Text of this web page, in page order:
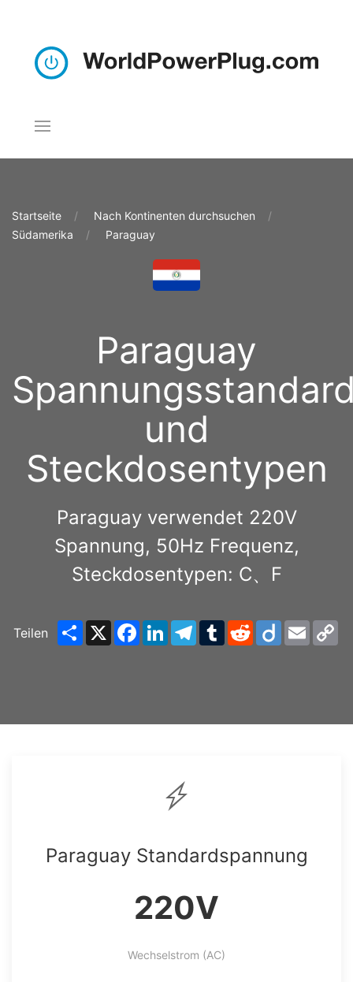
Startseite
Nach Kontinenten durchsuchen
Südamerika
Paraguay
Paraguay
und
Steckdosentypen
Paraguay verwendet 220V
Spannung, 50Hz Frequenz,
Steckdosentypen: C、F
Teilen ShareX Facebook
LinkedInTelegram
TumblrRedditDiigo Email
Paraguay Standardspannung
220V
Wechselstrom (AC)